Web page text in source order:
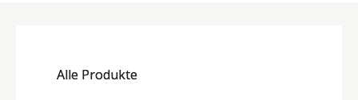
Alle Produkte